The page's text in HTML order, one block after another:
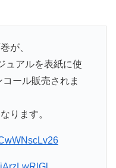
が、
ュアルを表紙に使
ール販売されま
ります。